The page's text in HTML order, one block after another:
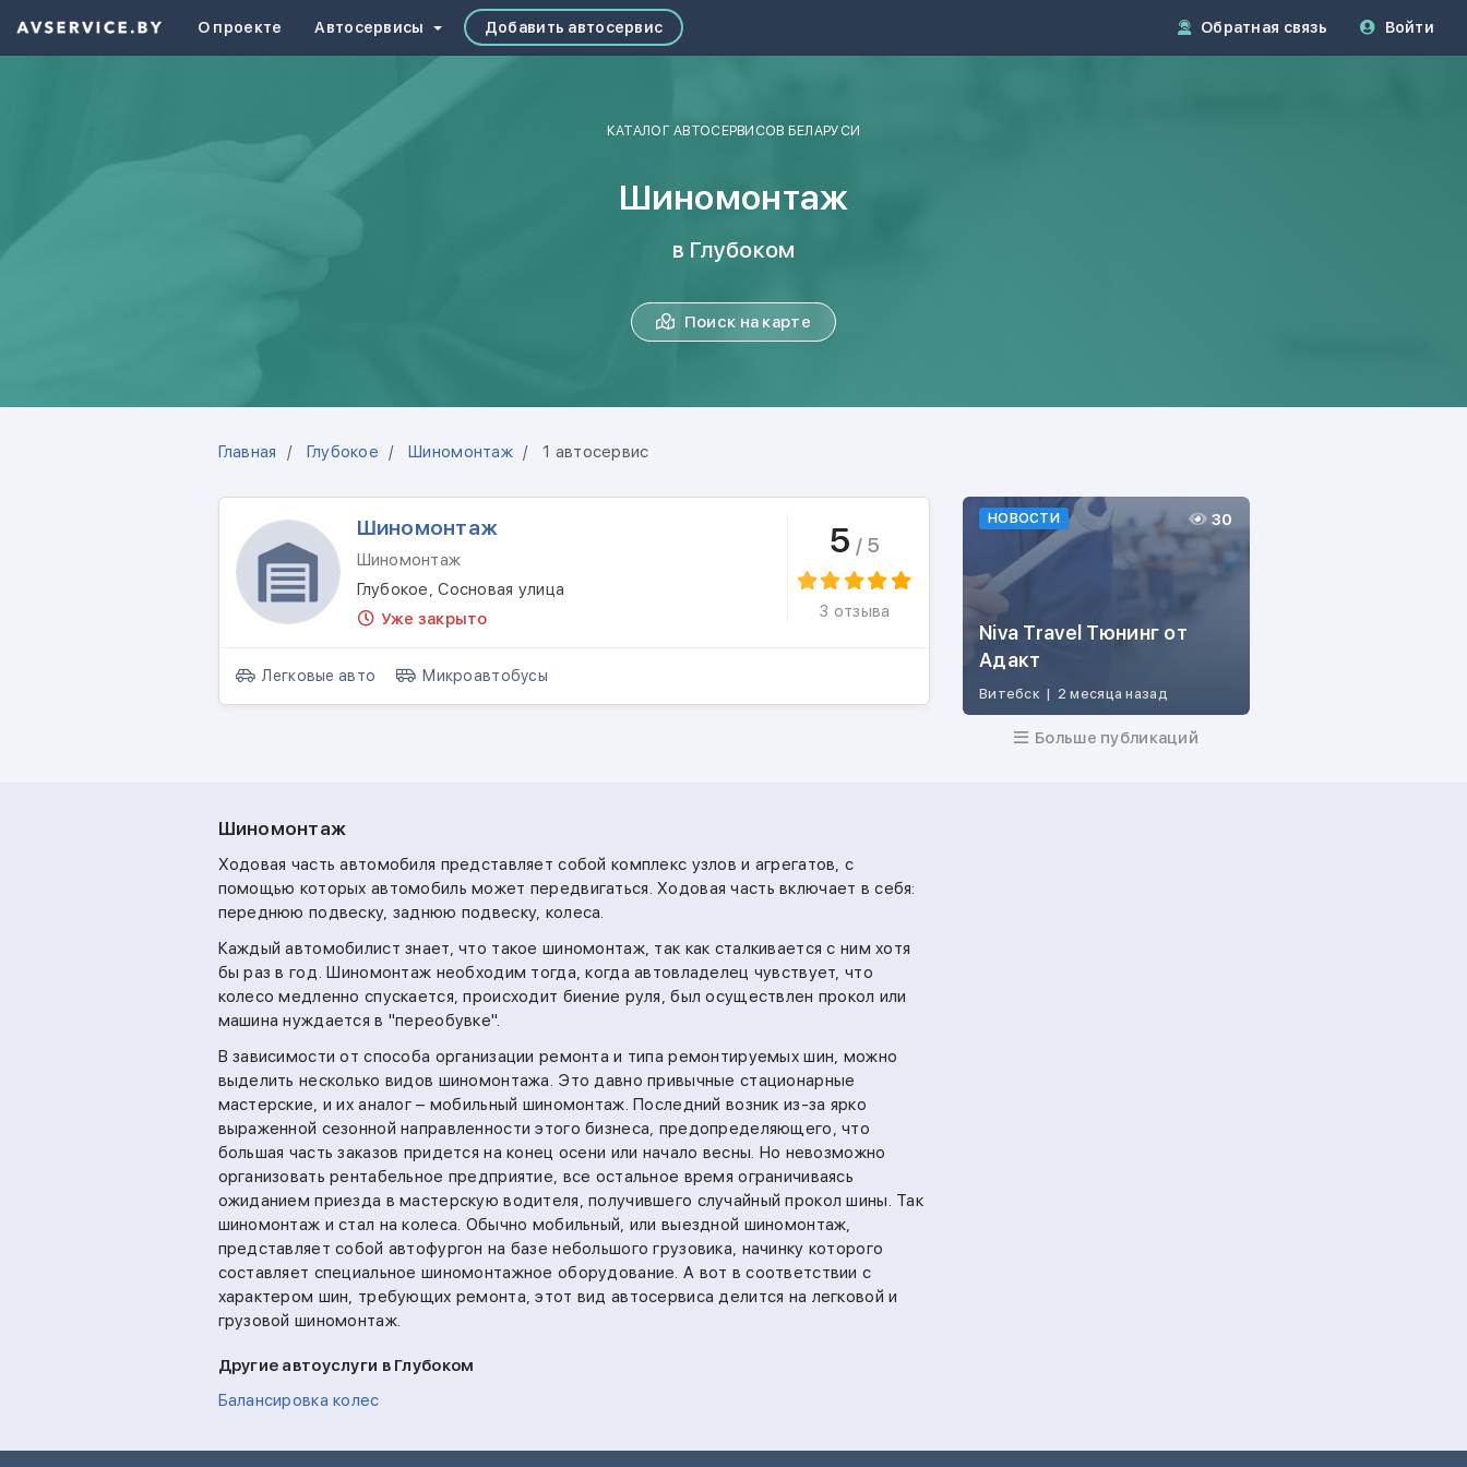
О проекте Автосервисы Добавить автосервис Обратная связь Войти
КАТАЛОГ АВТОСЕРВИСОВ БЕЛАРУСИ
Шиномонтаж
в Глубоком
Поиск на карте
Главная Глубокое Шиномонтаж 1 автосервис
Шиномонтаж
Шиномонтаж
Глубокое, Сосновая улица
Уже закрыто
5 / 5
3 отзыва
Легковые авто Микроавтобусы
НОВОСТИ
Niva Travel Тюнинг от
Адакт
Витебск | 2 месяца назад
30
Больше публикаций
Шиномонтаж
Ходовая часть автомобиля представляет собой комплекс узлов и агрегатов, с
помощью которых автомобиль может передвигаться. Ходовая часть включает в себя:
переднюю подвеску, заднюю подвеску, колеса.
Каждый автомобилист знает, что такое шиномонтаж, так как сталкивается с ним хотя
бы раз в год. Шиномонтаж необходим тогда, когда автовладелец чувствует, что
колесо медленно спускается, происходит биение руля, был осуществлен прокол или
машина нуждается в "переобувке".
В зависимости от способа организации ремонта и типа ремонтируемых шин, можно
выделить несколько видов шиномонтажа. Это давно привычные стационарные
мастерские, и их аналог – мобильный шиномонтаж. Последний возник из-за ярко
выраженной сезонной направленности этого бизнеса, предопределяющего, что
большая часть заказов придется на конец осени или начало весны. Но невозможно
организовать рентабельное предприятие, все остальное время ограничиваясь
ожиданием приезда в мастерскую водителя, получившего случайный прокол шины. Так
шиномонтаж и стал на колеса. Обычно мобильный, или выездной шиномонтаж,
представляет собой автофургон на базе небольшого грузовика, начинку которого
составляет специальное шиномонтажное оборудование. А вот в соответствии с
характером шин, требующих ремонта, этот вид автосервиса делится на легковой и
грузовой шиномонтаж.
Другие автоуслуги в Глубоком
Балансировка колес